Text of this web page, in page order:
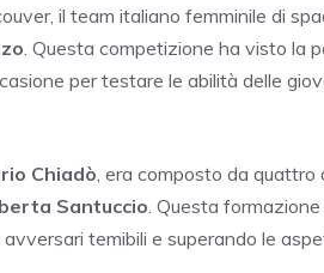
il team italiano femminile di
. Questa competizione ha visto la
per testare le abilità delle
Chiadò , era composto da
Santuccio . Questa
temibili e superando le